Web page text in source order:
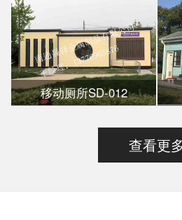
移动厕所SD-012
查看更